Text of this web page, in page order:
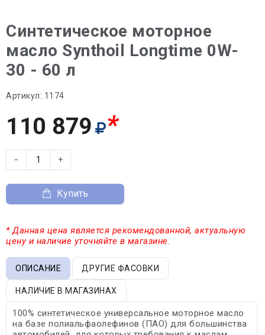
Синтетическое моторное
масло Synthoil Longtime 0W-
30 - 60 л
Артикул: 1174
110 879 *
− +
Купить
* Данная цена является рекомендованной, актуальную
цену и наличие уточняйте в магазине.
ОПИСАНИЕ ДРУГИЕ ФАСОВКИ
НАЛИЧИЕ В МАГАЗИНАХ
100% синтетическое универсальное моторное масло
на базе полиальфаолефинов (ПАО) для большинства